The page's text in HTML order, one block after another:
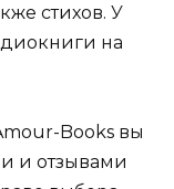
стихов. У
на
Books вы
и отзывами